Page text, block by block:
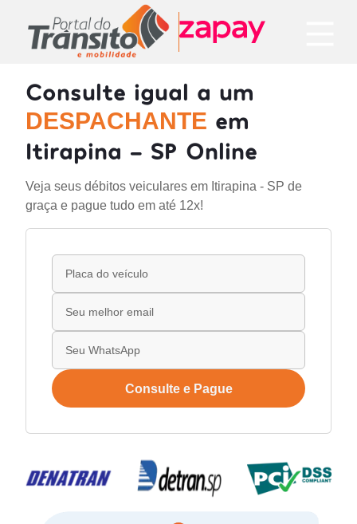
Consulte igual a um
DESPACHANTE em
Itirapina - SP Online
Veja seus débitos veiculares em Itirapina - SP de
graça e pague tudo em até 12x!
Consulte e Pague